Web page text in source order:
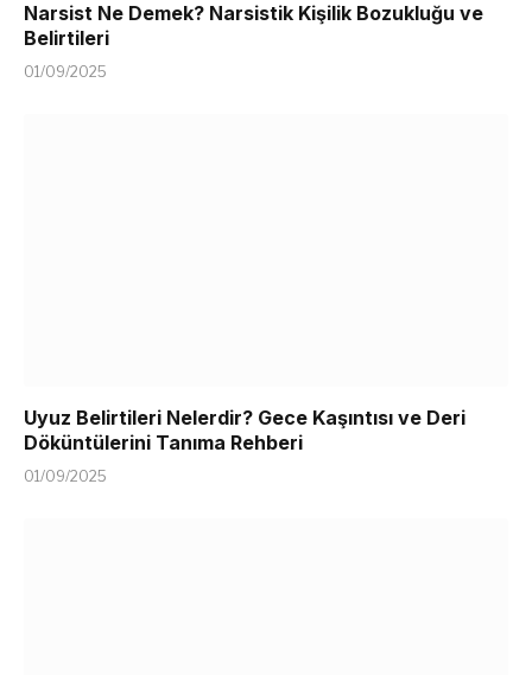
Narsist Ne Demek? Narsistik Kişilik Bozukluğu ve
Belirtileri
01/09/2025
Uyuz Belirtileri Nelerdir? Gece Kaşıntısı ve Deri
Döküntülerini Tanıma Rehberi
01/09/2025